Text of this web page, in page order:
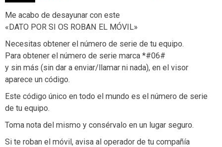
Me acabo de desayunar con este
«DATO POR SI OS ROBAN EL MÓVIL»
Necesitas obtener el número de serie de tu equipo.
Para obtener el número de serie marca *#06#
y sin más (sin dar a enviar/llamar ni nada), en el visor
aparece un código.
Este código único en todo el mundo es el número de serie
de tu equipo.
Toma nota del mismo y consérvalo en un lugar seguro.
Si te roban el móvil, avisa al operador de tu compañía